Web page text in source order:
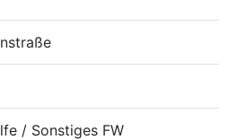
/ Sonstiges FW